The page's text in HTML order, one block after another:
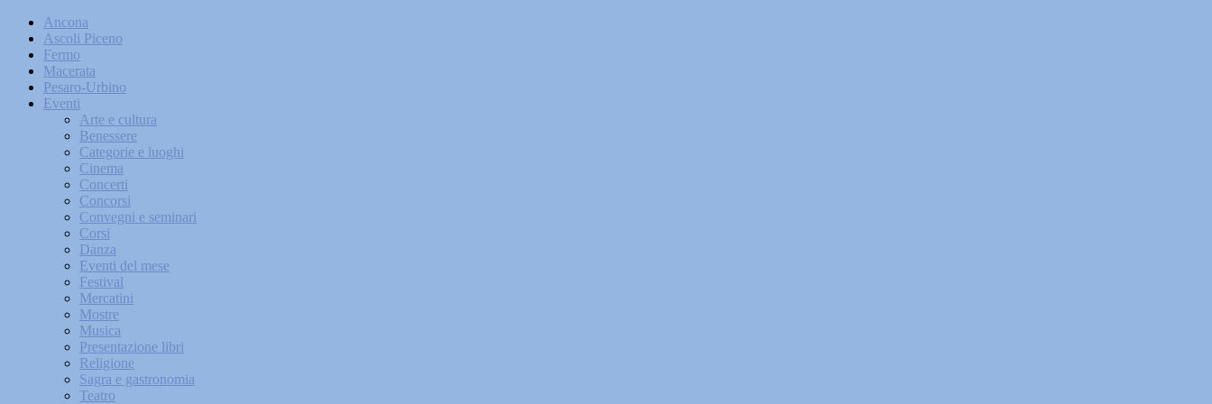
Ancona
Ascoli Piceno
Fermo
Macerata
Pesaro-Urbino
Eventi
Arte e cultura
Benessere
Categorie e luoghi
Cinema
Concerti
Concorsi
Convegni e seminari
Corsi
Danza
Eventi del mese
Festival
Mercatini
Mostre
Musica
Presentazione libri
Religione
Sagra e gastronomia
Teatro